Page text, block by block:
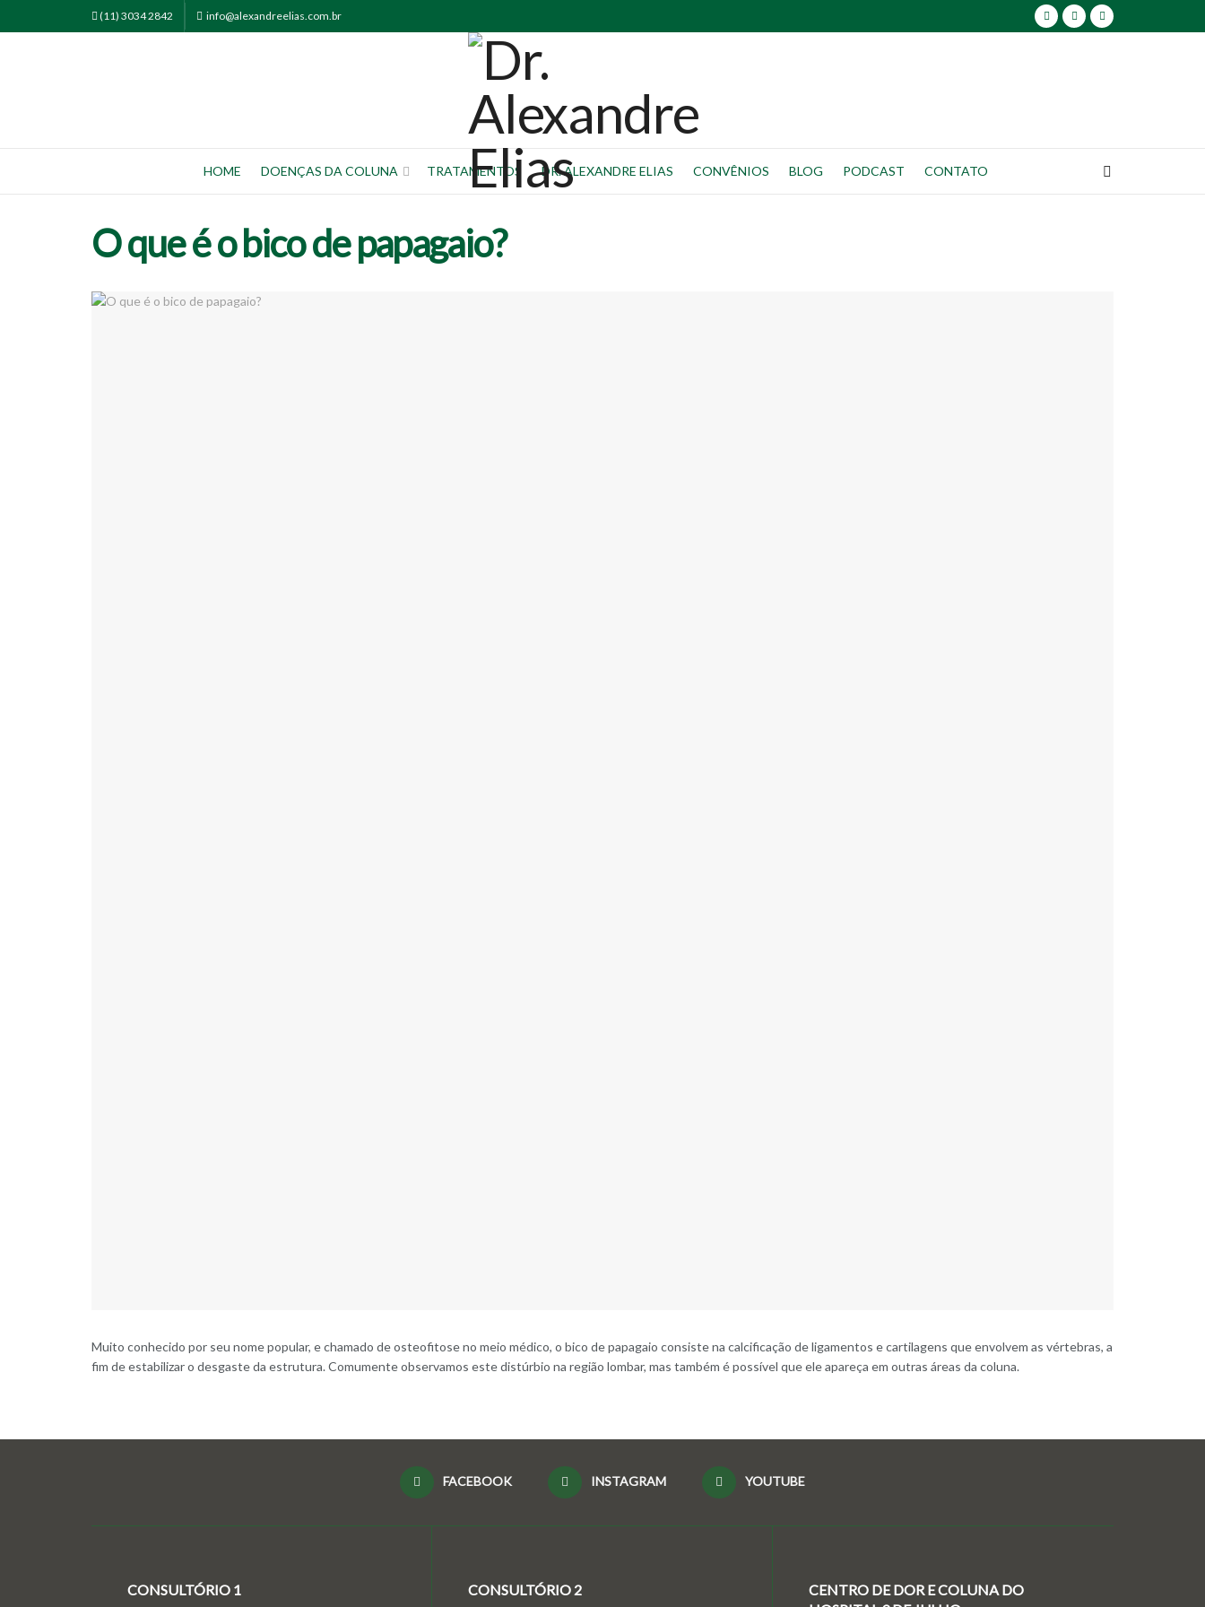
(11) 3034 2842 info@alexandreelias.com.br
HOME DOENÇAS DA COLUNA TRATAMENTOS DR. ALEXANDRE ELIAS CONVÊNIOS BLOG PODCAST CONTATO
O que é o bico de papagaio?
Muito conhecido por seu nome popular, e chamado de osteofitose no meio médico, o bico de papagaio consiste na calcificação de ligamentos e cartilagens que envolvem as vértebras, a
fim de estabilizar o desgaste da estrutura. Comumente observamos este distúrbio na região lombar, mas também é possível que ele apareça em outras áreas da coluna.
FACEBOOK INSTAGRAM YOUTUBE
CONSULTÓRIO 1 CONSULTÓRIO 2
CENTRO DE DOR E COLUNA DO